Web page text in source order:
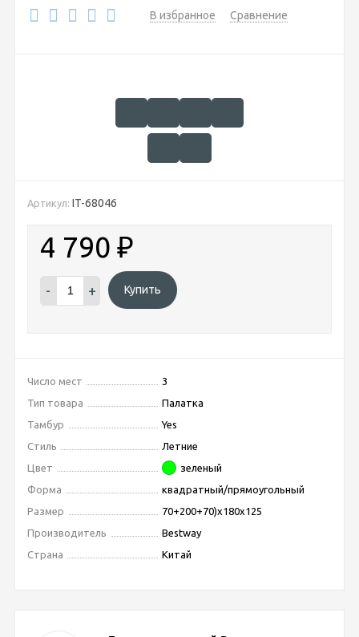
В избранное Сравнение
Артикул: IT-68046
4 790 ₽
- + Купить
Число мест
3
Тип товара
Палатка
Тамбур
Yes
Стиль
Летние
Цвет
зеленый
Форма
квадратный/прямоугольный
Размер
70+200+70)х180х125
Производитель
Bestway
Страна
Китай